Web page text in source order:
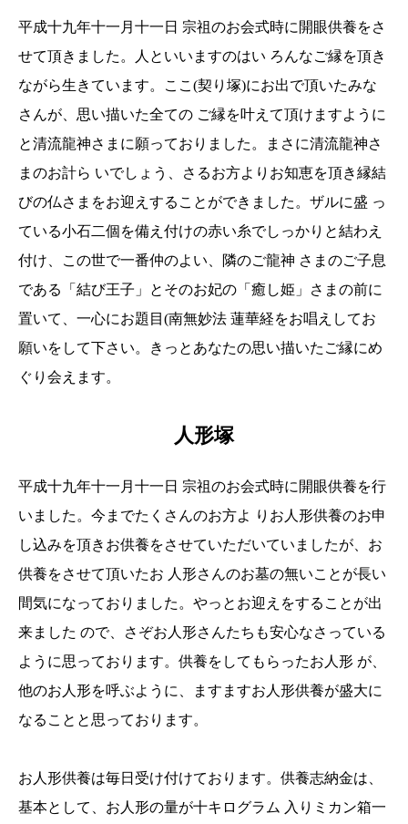
平成十九年十一月十一日 宗祖のお会式時に開眼供養をさ
せて頂きました。人といいますのはい ろんなご縁を頂き
ながら生きています。ここ(契り塚)にお出で頂いたみな
さんが、思い描いた全ての ご縁を叶えて頂けますように
と清流龍神さまに願っておりました。まさに清流龍神さ
まのお計ら いでしょう、さるお方よりお知恵を頂き縁結
びの仏さまをお迎えすることができました。ザルに盛 っ
ている小石二個を備え付けの赤い糸でしっかりと結わえ
付け、この世で一番仲のよい、隣のご龍神 さまのご子息
である「結び王子」とそのお妃の「癒し姫」さまの前に
置いて、一心にお題目(南無妙法 蓮華経をお唱えしてお
願いをして下さい。きっとあなたの思い描いたご縁にめ
ぐり会えます。
人形塚
平成十九年十一月十一日 宗祖のお会式時に開眼供養を行
いました。今までたくさんのお方よ りお人形供養のお申
し込みを頂きお供養をさせていただいていましたが、お
供養をさせて頂いたお 人形さんのお墓の無いことが長い
間気になっておりました。やっとお迎えをすることが出
来ました ので、さぞお人形さんたちも安心なさっている
ように思っております。供養をしてもらったお人形 が、
他のお人形を呼ぶように、ますますお人形供養が盛大に
なることと思っております。
お人形供養は毎日受け付けております。供養志納金は、
基本として、お人形の量が十キログラム 入りミカン箱一